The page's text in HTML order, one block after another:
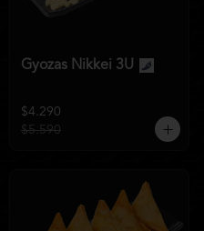
Gyozas Nikkei 3U
$4.290
$5.590